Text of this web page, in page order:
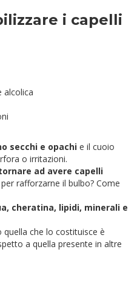
i capelli
alcolica
secchi e opachi e il cuoio
o irritazioni.
ad avere capelli
rafforzarne il bulbo? Come
cheratina, lipidi, minerali e
che lo costituisce è
a quella presente in altre